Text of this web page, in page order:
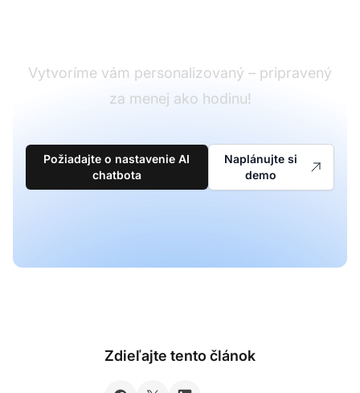
Vytvoríme vám personalizovaný – pripravený
za menej ako hodinu!
Požiadajte o nastavenie AI
chatbota
Naplánujte si
demo
Zdieľajte tento článok